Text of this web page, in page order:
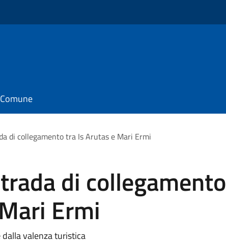
di collegamento tra Is Arutas e Mari Ermi
di collegamento
Ermi
valenza turistica